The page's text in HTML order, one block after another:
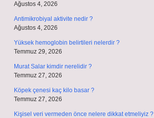
Ağustos 4, 2026
Antimikrobiyal aktivite nedir ?
Ağustos 4, 2026
Yüksek hemoglobin belirtileri nelerdir ?
Temmuz 29, 2026
Murat Salar kimdir nerelidir ?
Temmuz 27, 2026
Köpek çenesi kaç kilo basar ?
Temmuz 27, 2026
Kişisel veri vermeden önce nelere dikkat etmeliyiz ?